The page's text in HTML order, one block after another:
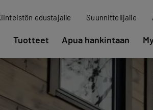
edustajalle Suunnittelijalle
Tuotteet Apua hankintaan